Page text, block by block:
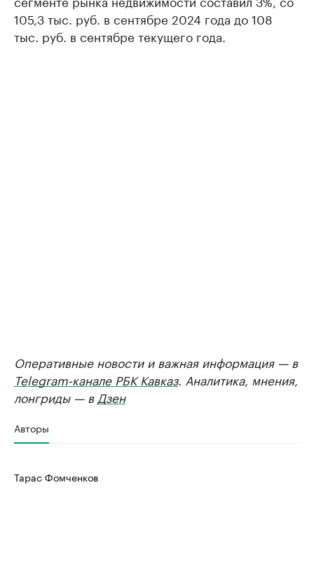
105,3 тыс. руб. в сентябре 2024 года до 108
тыс. руб. в сентябре текущего года.
Оперативные новости и важная информация — в
Telegram-канале РБК Кавказ. Аналитика, мнения,
лонгриды — в Дзен
Авторы
Тарас Фомченков